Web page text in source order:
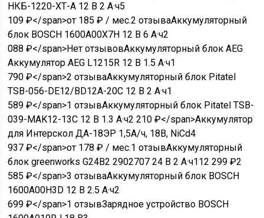
НКБ-1220-ХТ-А 12 В 2 А·ч5
109 ₽</span>от 185 ₽ / мес.2 отзываАккумуляторный
блок BOSCH 1600A00X7H 12 В 6 А·ч2
088 ₽</span>Нет отзывовАккумуляторный блок AEG
Аккумулятор AEG L1215R 12 В 1.5 А·ч1
790 ₽</span>2 отзываАккумуляторный блок Pitatel
TSB-056-DE12/BD12A-20C 12 В 2 А·ч1
589 ₽</span>1 отзывАккумуляторный блок Pitatel TSB-
039-MAK12-13C 12 В 1.3 А·ч2 210 ₽</span>Аккумулятор
для Интерскол ДА-18ЭР 1,5А/ч, 18В, NiCd4
937 ₽</span>от 178 ₽ / мес.1 отзывАккумуляторный
блок greenworks G24B2 2902707 24 В 2 А·ч112 299 ₽2
585 ₽</span>3 отзываАккумуляторный блок BOSCH
1600A00H3D 12 В 2.5 А·ч2
699 ₽</span>1 отзывЗарядное устройство BOSCH